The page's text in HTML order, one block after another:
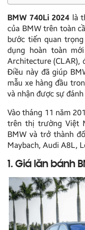
BMW 740Li 2024 là
của BMW trên toàn
bước tiến quan
dụng hoàn toàn
Architecture (CLAR),
Điều này đã giúp
mẫu xe hàng đầu
và nhận được sự đánh
Vào tháng 11 năm
trên thị trường Việt
BMW và trở thành
Maybach, Audi A8L,
1. Giá lăn bánh